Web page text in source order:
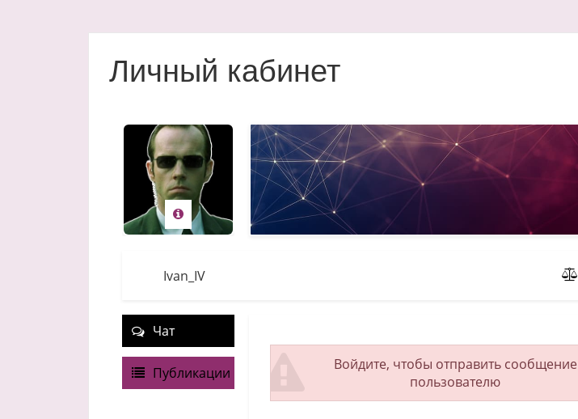
Личный кабинет
Ivan_IV
Чат
Публикации
Войдите, чтобы отправить сообщение
пользователю